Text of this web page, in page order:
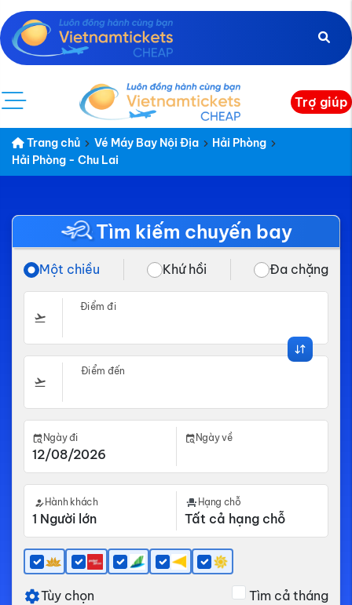
Trợ giúp
Trang chủ Vé Máy Bay Nội Địa
Hải Phòng
Hải Phòng - Chu Lai
Tìm kiếm chuyến bay
Một chiều Khứ hồi Đa chặng
Điểm đi
Điểm đến
Ngày đi Ngày về
Hành khách Hạng chỗ
Tùy chọn Tìm cả tháng